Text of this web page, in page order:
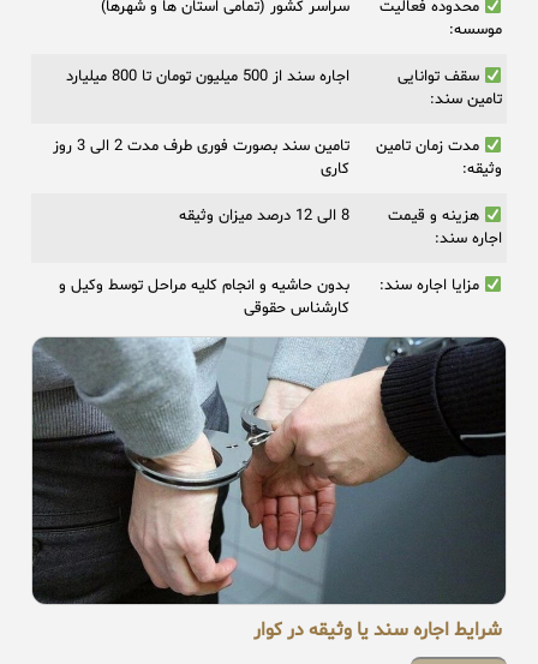
محدوده فعالیت
موسسه:
سراسر کشور (تمامی استان ها و شهرها)
سقف توانایی
تامین سند:
اجاره سند از 500 میلیون تومان تا 800 میلیارد
مدت زمان تامین
وثیقه:
تامین سند بصورت فوری طرف مدت 2 الی 3 روز
کاری
هزینه و قیمت
اجاره سند:
8 الی 12 درصد میزان وثیقه
مزایا اجاره سند:
بدون حاشیه و انجام کلیه مراحل توسط وکیل و
کارشناس حقوقی
شرایط اجاره سند یا وثیقه در کوار